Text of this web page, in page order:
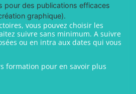
pour des publications efficaces
graphique).
vous pouvez choisir les
suivre sans minimum. A suivre
ou en intra aux dates qui vous
formation pour en savoir plus